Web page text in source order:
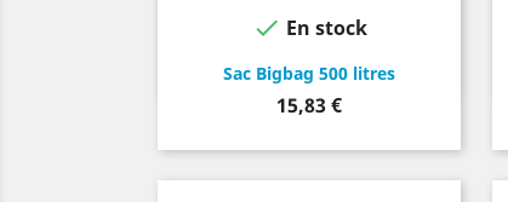
Sac Bigbag 500 litres
Prix
15,83 €
 En stock